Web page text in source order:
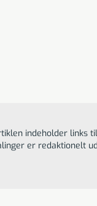
indeholder links
er redaktionelt